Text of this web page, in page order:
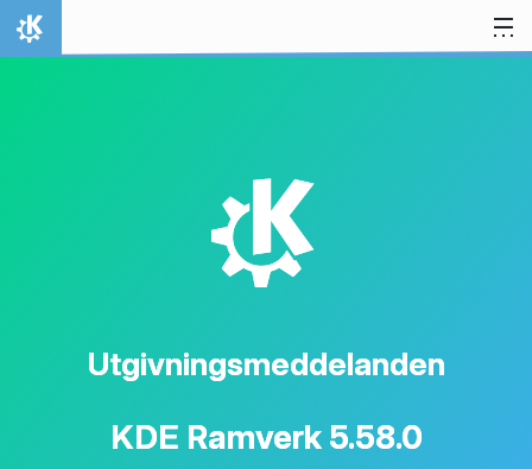
Gå till innehåll
Hem
K
Utgivningsmeddelanden
KDE Ramverk 5.58.0